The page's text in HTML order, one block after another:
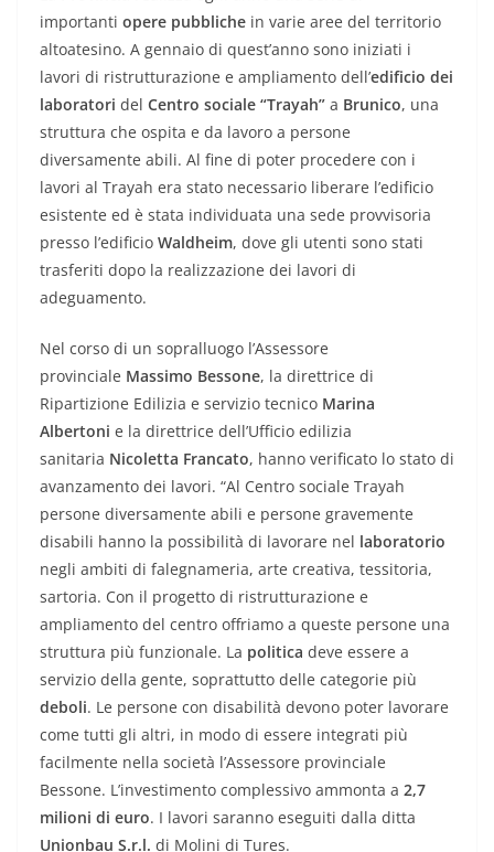
importanti opere pubbliche in varie aree del territorio
altoatesino. A gennaio di quest’anno sono iniziati i
lavori di ristrutturazione e ampliamento dell’edificio dei
laboratori del Centro sociale “Trayah” a Brunico, una
struttura che ospita e da lavoro a persone
diversamente abili. Al fine di poter procedere con i
lavori al Trayah era stato necessario liberare l’edificio
esistente ed è stata individuata una sede provvisoria
presso l’edificio Waldheim, dove gli utenti sono stati
trasferiti dopo la realizzazione dei lavori di
adeguamento.
Nel corso di un sopralluogo l’Assessore
provinciale Massimo Bessone, la direttrice di
Ripartizione Edilizia e servizio tecnico Marina
Albertoni e la direttrice dell’Ufficio edilizia
sanitaria Nicoletta Francato, hanno verificato lo stato di
avanzamento dei lavori. “Al Centro sociale Trayah
persone diversamente abili e persone gravemente
disabili hanno la possibilità di lavorare nel laboratorio
negli ambiti di falegnameria, arte creativa, tessitoria,
sartoria. Con il progetto di ristrutturazione e
ampliamento del centro offriamo a queste persone una
struttura più funzionale. La politica deve essere a
servizio della gente, soprattutto delle categorie più
deboli. Le persone con disabilità devono poter lavorare
come tutti gli altri, in modo di essere integrati più
facilmente nella società l’Assessore provinciale
Bessone. L’investimento complessivo ammonta a 2,7
milioni di euro. I lavori saranno eseguiti dalla ditta
Unionbau S.r.l. di Molini di Tures.